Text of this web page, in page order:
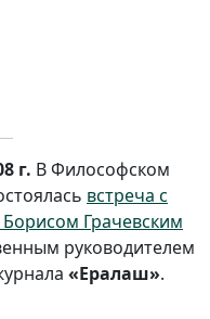
г. В Философском
встреча с
Грачевским
руководителем
«Ералаш».